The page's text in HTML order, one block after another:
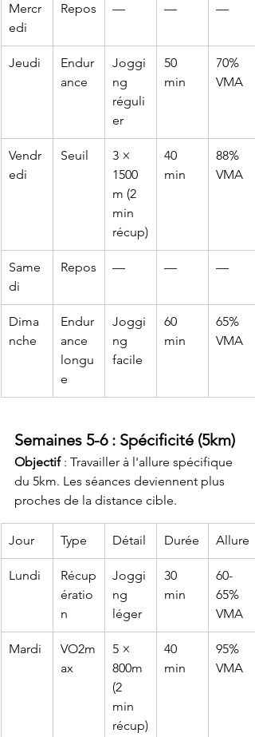
Mercr
edi
Repos — — —
Jeudi
Endur
ance
Joggi
ng
réguli
er
50
min
70%
VMA
Vendr
edi
Seuil
3 ×
1500
m (2
min
récup)
40
min
88%
VMA
Same
di
Repos — — —
Dima
nche
Endur
ance
longu
e
Joggi
ng
facile
60
min
65%
VMA
Semaines 5-6 : Spécificité (5km)
Objectif : Travailler à l'allure spécifique
du 5km. Les séances deviennent plus
proches de la distance cible.
Jour Type Détail Durée Allure
Lundi
Récup
ératio
n
Joggi
ng
léger
30
min
60-
65%
VMA
Mardi
VO2m
ax
5 ×
800m
(2
min
récup)
40
min
95%
VMA